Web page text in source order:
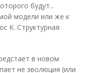
будут...
модели или же к
К. Структурная
в новом
не эволюция (или